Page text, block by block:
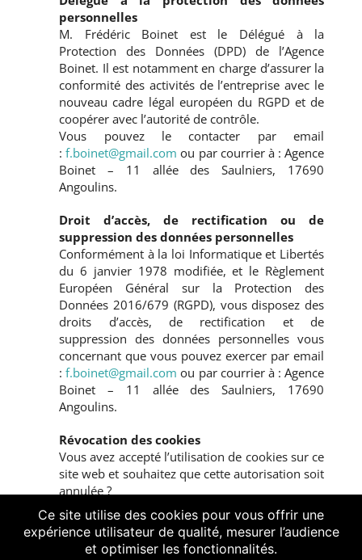
personnelles
M. Frédéric Boinet est le Délégué à la
Protection des Données (DPD) de l’Agence
Boinet. Il est notamment en charge d’assurer la
conformité des activités de l’entreprise avec le
nouveau cadre légal européen du RGPD et de
coopérer avec l’autorité de contrôle.
Vous pouvez le contacter par email
:f.boinet@gmail.com ou par courrier à : Agence
Boinet – 11 allée des Saulniers, 17690
Angoulins.
Droit d’accès, de rectification ou de
suppression des données personnelles
Conformément à la loi Informatique et Libertés
du 6 janvier 1978 modifiée, et le Règlement
Européen Général sur la Protection des
Données 2016/679 (RGPD), vous disposez des
droits d’accès, de rectification et de
suppression des données personnelles vous
concernant que vous pouvez exercer par email
:f.boinet@gmail.com ou par courrier à : Agence
Boinet – 11 allée des Saulniers, 17690
Angoulins.
Révocation des cookies
Vous avez accepté l’utilisation de cookies sur ce
site web et souhaitez que cette autorisation soit
annulée ?
Il vous suffit de cliquer sur ce bouton :
Révoquer les cookies
Ce site utilise des cookies pour vous offrir une
expérience utilisateur de qualité, mesurer l’audience
et optimiser les fonctionnalités.